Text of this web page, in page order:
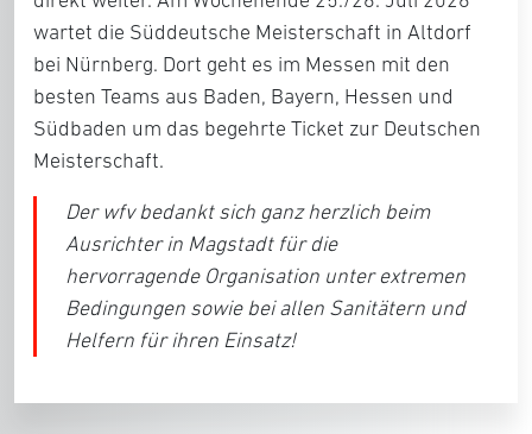
wartet die Süddeutsche Meisterschaft in Altdorf
bei Nürnberg. Dort geht es im Messen mit den
besten Teams aus Baden, Bayern, Hessen und
Südbaden um das begehrte Ticket zur Deutschen
Meisterschaft.
Der wfv bedankt sich ganz herzlich beim
Ausrichter in Magstadt für die
hervorragende Organisation unter extremen
Bedingungen sowie bei allen Sanitätern und
Helfern für ihren Einsatz!